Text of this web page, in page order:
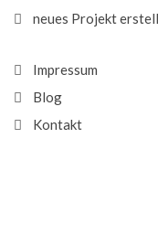
neues Projekt
Impressum
Blog
Kontakt